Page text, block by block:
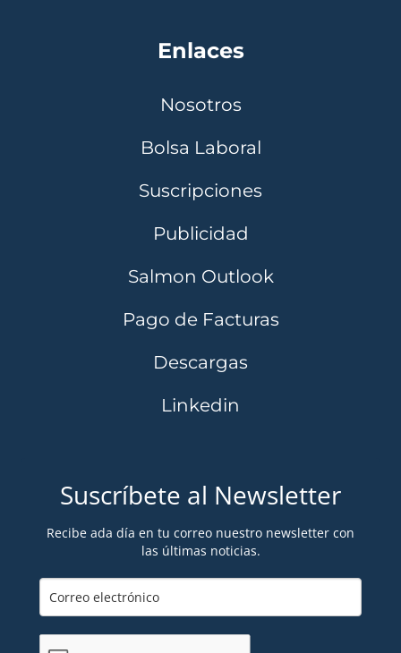
Enlaces
Nosotros
Bolsa Laboral
Suscripciones
Publicidad
Salmon Outlook
Pago de Facturas
Descargas
Linkedin
Suscríbete al Newsletter
Recibe ada día en tu correo nuestro newsletter con
las últimas noticias.